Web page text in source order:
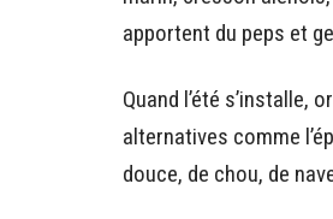
apportent du peps et
Quand l’été
alternatives comme
douce, de chou, de